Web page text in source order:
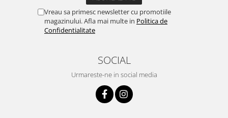
Pentru Casa si Camping
Aragaze, plite, piese butelii de
Pirostrii si accesorii pentru gatit
Vreau sa primesc newsletter cu promotiile
magazinului. Afla mai multe in Politica de
Confidentialitate
SOCIAL
Urmareste-ne in social media